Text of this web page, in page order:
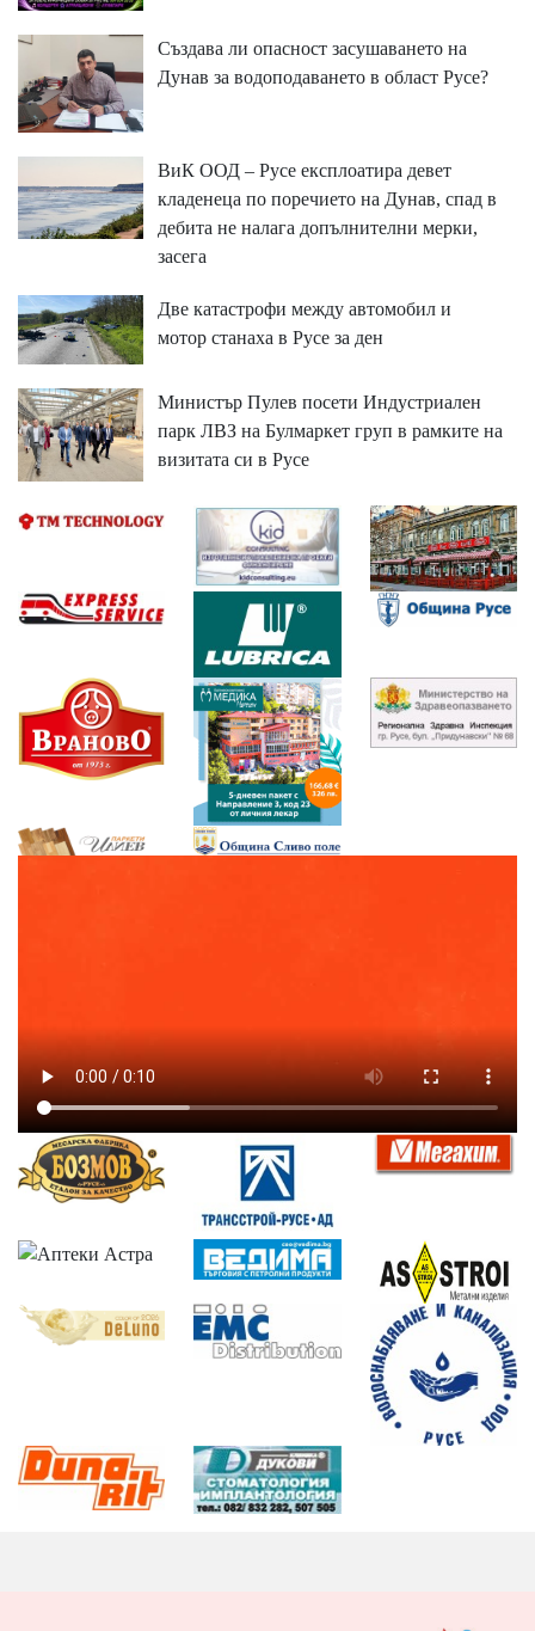
Създава ли опасност засушаването на
Дунав за водоподаването в област Русе?
ВиК ООД – Русе експлоатира девет
кладенеца по поречието на Дунав, спад в
дебита не налага допълнителни мерки,
засега
Две катастрофи между автомобил и
мотор станаха в Русе за ден
Министър Пулев посети Индустриален
парк ЛВЗ на Булмаркет груп в рамките на
визитата си в Русе